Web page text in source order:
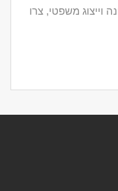
וייצוג משפטי, צרו